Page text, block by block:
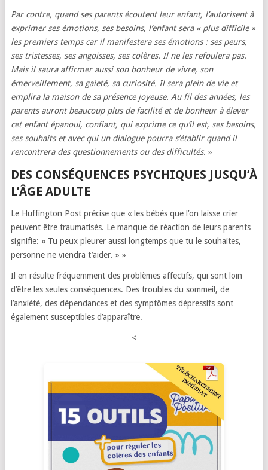
Par contre, quand ses parents écoutent leur enfant, l’autorisent à
exprimer ses émotions, ses besoins, l’enfant sera « plus difficile »
les premiers temps car il manifestera ses émotions : ses peurs,
ses tristesses, ses angoisses, ses colères. Il ne les refoulera pas.
Mais il saura affirmer aussi son bonheur de vivre, son
émerveillement, sa gaieté, sa curiosité. Il sera plein de vie et
emplira la maison de sa présence joyeuse. Au fil des années, les
parents auront beaucoup plus de facilité et de bonheur à élever
cet enfant épanoui, confiant, qui exprime ce qu’il est, ses besoins,
ses souhaits et avec qui un dialogue pourra s’établir quand il
rencontrera des questionnements ou des difficultés. »
DES CONSÉQUENCES PSYCHIQUES JUSQU’À
L’ÂGE ADULTE
Le Huffington Post précise que « les bébés que l’on laisse crier
peuvent être traumatisés. Le manque de réaction de leurs parents
signifie: « Tu peux pleurer aussi longtemps que tu le souhaites,
personne ne viendra t’aider. » »
Il en résulte fréquemment des problèmes affectifs, qui sont loin
d’être les seules conséquences. Des troubles du sommeil, de
l’anxiété, des dépendances et des symptômes dépressifs sont
également susceptibles d’apparaître.
<